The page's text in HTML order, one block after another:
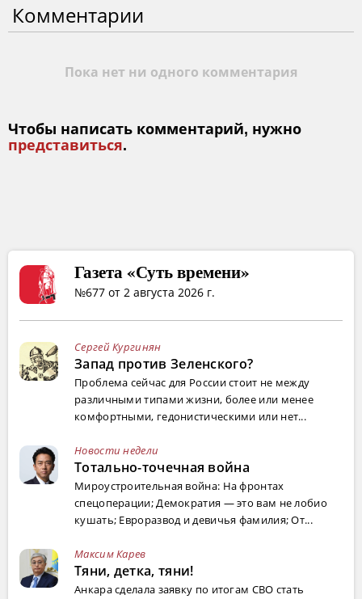
Комментарии
Пока нет ни одного комментария
Чтобы написать комментарий, нужно
представиться.
Газета «Суть времени»
№677 от 2 августа 2026 г.
Сергей Кургинян
Запад против Зеленского?
Проблема сейчас для России стоит не между
различными типами жизни, более или менее
комфортными, гедонистическими или нет...
Новости недели
Тотально-точечная война
Мироустроительная война: На фронтах
спецоперации; Демократия — это вам не лобио
кушать; Евроразвод и девичья фамилия; От...
Максим Карев
Тяни, детка, тяни!
Анкара сделала заявку по итогам СВО стать